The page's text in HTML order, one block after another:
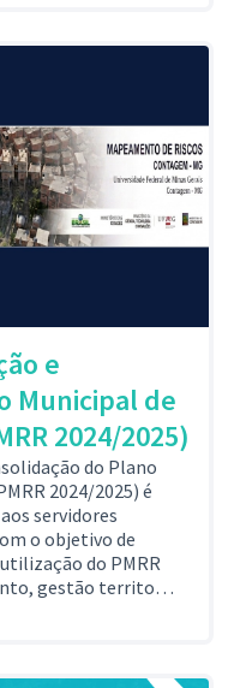
e
Municipal de
2024/2025)
do Plano
2024/2025) é
servidores
o objetivo de
do PMRR
gestão territo…